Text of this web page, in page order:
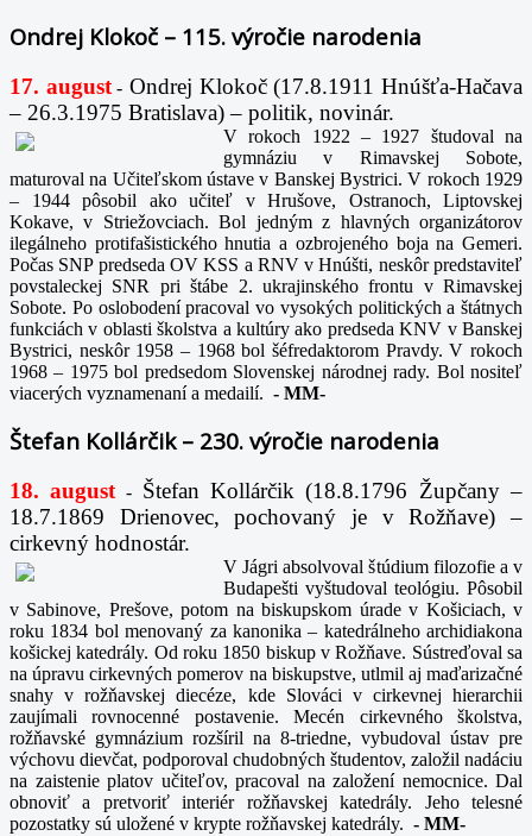
Ondrej Klokoč – 115. výročie narodenia
17. august- Ondrej Klokoč (17.8.1911 Hnúšťa-Hačava
– 26.3.1975 Bratislava) – politik, novinár.
V rokoch 1922 – 1927 študoval na
gymnáziu v Rimavskej Sobote,
maturoval na Učiteľskom ústave v Banskej Bystrici. V rokoch 1929
– 1944 pôsobil ako učiteľ v Hrušove, Ostranoch, Liptovskej
Kokave, v Striežovciach. Bol jedným z hlavných organizátorov
ilegálneho protifašistického hnutia a ozbrojeného boja na Gemeri.
Počas SNP predseda OV KSS a RNV v Hnúšti, neskôr predstaviteľ
povstaleckej SNR pri štábe 2. ukrajinského frontu v Rimavskej
Sobote. Po oslobodení pracoval vo vysokých politických a štátnych
funkciách v oblasti školstva a kultúry ako predseda KNV v Banskej
Bystrici, neskôr 1958 – 1968 bol šéfredaktorom Pravdy. V rokoch
1968 – 1975 bol predsedom Slovenskej národnej rady. Bol nositeľ
viacerých vyznamenaní a medailí. - MM-
Štefan Kollárčik – 230. výročie narodenia
18. august -
Štefan Kollárčik (18.8.1796 Župčany –
18.7.1869 Drienovec, pochovaný je v Rožňave) –
cirkevný hodnostár.
V Jágri absolvoval štúdium filozofie a v
Budapešti vyštudoval teológiu. Pôsobil
v Sabinove, Prešove, potom na biskupskom úrade v Košiciach, v
roku 1834 bol menovaný za kanonika – katedrálneho archidiakona
košickej katedrály. Od roku 1850 biskup v Rožňave. Sústreďoval sa
na úpravu cirkevných pomerov na biskupstve, utlmil aj maďarizačné
snahy v rožňavskej diecéze, kde Slováci v cirkevnej hierarchii
zaujímali rovnocenné postavenie. Mecén cirkevného školstva,
rožňavské gymnázium rozšíril na 8-triedne, vybudoval ústav pre
výchovu dievčat, podporoval chudobných študentov, založil nadáciu
na zaistenie platov učiteľov, pracoval na založení nemocnice. Dal
obnoviť a pretvoriť interiér rožňavskej katedrály. Jeho telesné
pozostatky sú uložené v krypte rožňavskej katedrály. - MM-